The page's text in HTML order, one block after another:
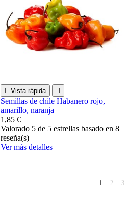
 Vista rápida 
Semillas de chile Habanero rojo,
amarillo, naranja
1,85 €
Valorado 5de 5 estrellas basado en 8
reseña(s)
Ver más detalles
1 2 3